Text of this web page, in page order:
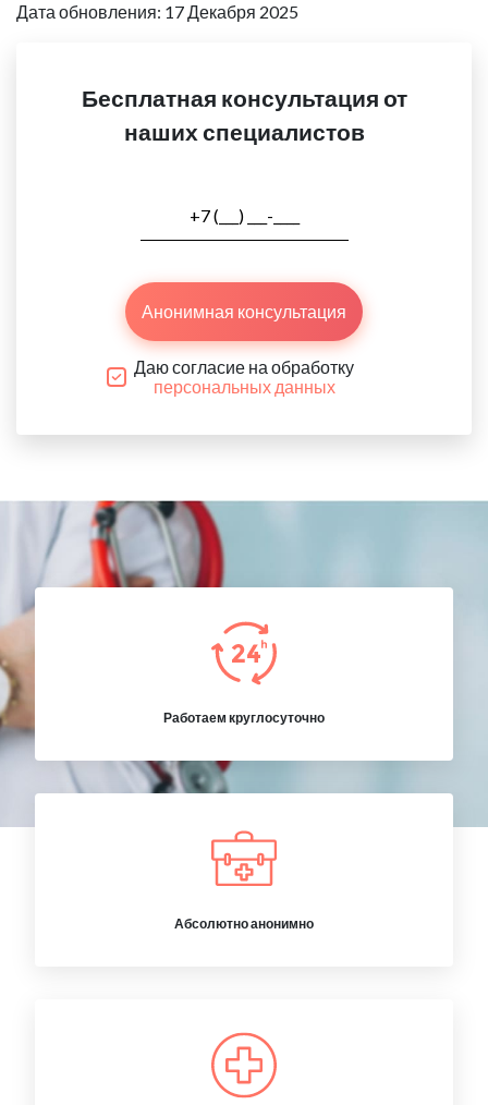
Дата обновления: 17 Декабря 2025
Бесплатная консультация от
наших специалистов
Анонимная консультация
Даю согласие на обработку
персональных данных
Работаем круглосуточно
Абсолютно анонимно